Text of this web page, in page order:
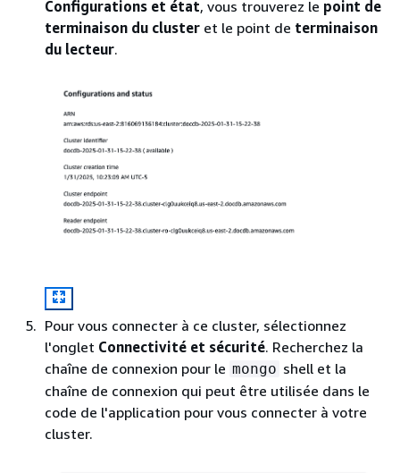
Configurations et état, vous trouverez le point de
terminaison du cluster et le point de terminaison
du lecteur.
Pour vous connecter à ce cluster, sélectionnez
l'onglet Connectivité et sécurité. Recherchez la
chaîne de connexion pour le mongo shell et la
chaîne de connexion qui peut être utilisée dans le
code de l'application pour vous connecter à votre
cluster.